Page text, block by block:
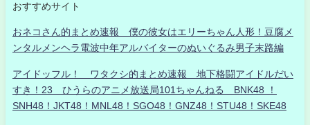
おすすめサイト
おネコさん的まとめ速報 僕の彼女はエリーちゃん人形！豆腐メ
ンタルメンヘラ電波中年アルバイターのぬいぐるみ男子末路編
アイドッフル！ ワタクシ的まとめ速報 地下格闘アイドルだい
すき！23 ひうらのアニメ放送局101ちゃんねる BNK48 ！
SNH48！JKT48！MNL48！SGO48！GNZ48！STU48！SKE48